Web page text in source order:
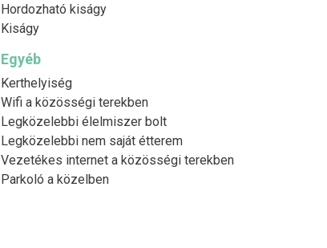
Hordozható kiságy
Kiságy
Egyéb
Kerthelyiség
Wifi a közösségi terekben
Legközelebbi élelmiszer bolt
Legközelebbi nem saját étterem
Vezetékes internet a közösségi terekben
Parkoló a közelben